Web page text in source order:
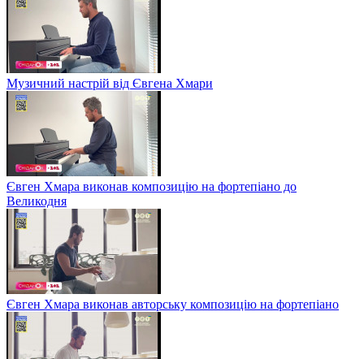
Музичний настрій від Євгена Хмари
Євген Хмара виконав композицію на фортепіано до
Великодня
Євген Хмара виконав авторську композицію на фортепіано